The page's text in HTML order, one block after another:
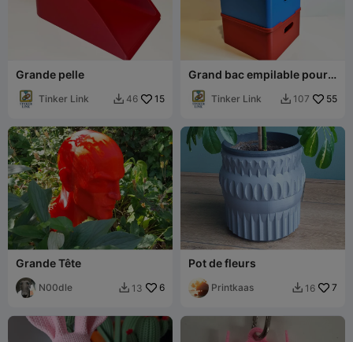
Grande pelle
Tinker Link  46 15
Grand bac empilable pour
petite imprimante
Tinker Link  107 55
Grande Tête
N00dle  13 6
Pot de fleurs
Printkaas  16 7